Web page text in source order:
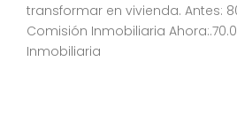
transformar en vivienda. Antes:
Comisión Inmobiliaria
Inmobiliaria